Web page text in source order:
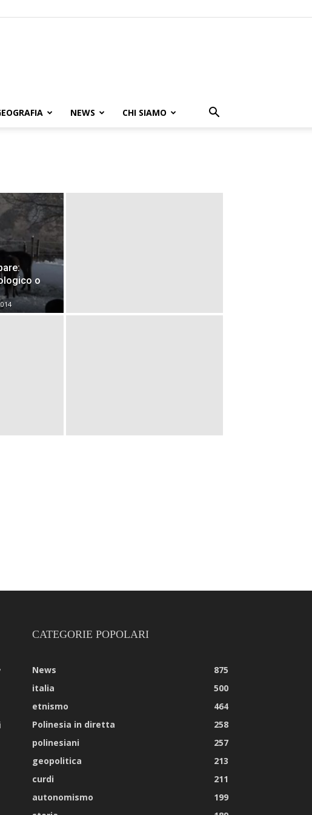
NEWS CHI SIAMO
o
CATEGORIE POPOLARI
News
875
italia
500
etnismo
464
Polinesia in diretta
258
polinesiani
257
geopolitica
213
curdi
211
autonomismo
199